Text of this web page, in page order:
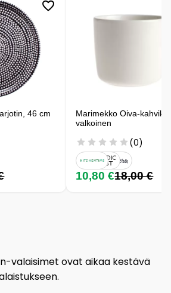
46 cm
Marimekko Oiva-
valkoinen
(0)
10,80 €18,00 €
valaisimet ovat aikaa kestävä